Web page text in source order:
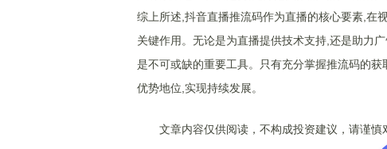
综上所述,抖音直播推流码作为直播的核心要素,在
关键作用。无论是为直播提供技术支持,还是助力
是不可或缺的重要工具。只有充分掌握推流码的
优势地位,实现持续发展。
文章内容仅供阅读，不构成投资建议，请谨慎